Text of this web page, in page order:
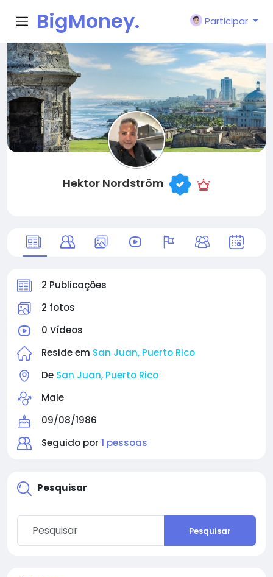
BigMoney.
VIP
Participar
Hektor Nordström
2 Publicações
2 fotos
0 Vídeos
Reside em San Juan, Puerto Rico
De San Juan, Puerto Rico
Male
09/08/1986
Seguido por 1 pessoas
Pesquisar
Pesquisar